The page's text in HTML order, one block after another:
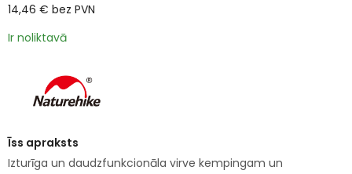
14,46 € bez PVN
Ir noliktavā
Īss apraksts
Izturīga un daudzfunkcionāla virve kempingam un